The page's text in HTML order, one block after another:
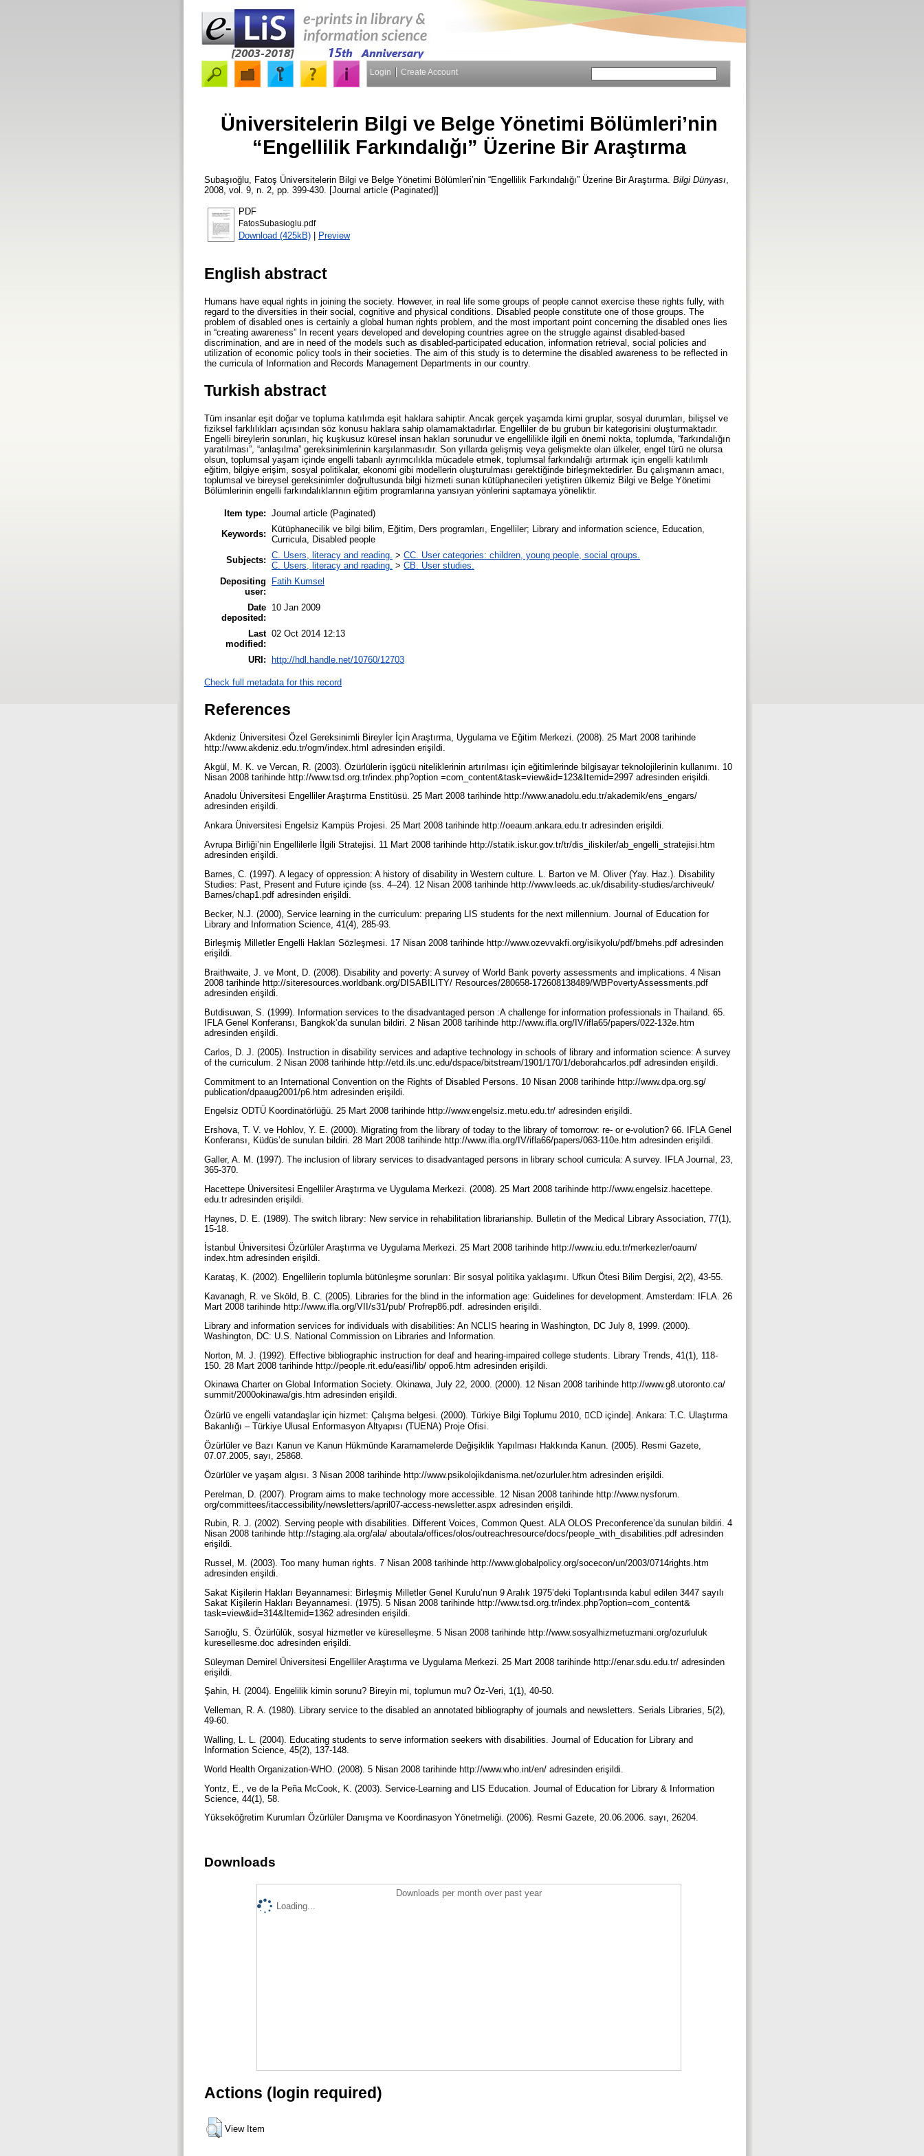
Login Create Account
Üniversitelerin Bilgi ve Belge Yönetimi Bölümleri’nin
“Engellilik Farkındalığı” Üzerine Bir Araştırma
Subaşıoğlu, Fatoş Üniversitelerin Bilgi ve Belge Yönetimi Bölümleri’nin “Engellilik Farkındalığı” Üzerine Bir Araştırma. Bilgi Dünyası
2008, vol. 9, n. 2, pp. 399-430. [Journal article (Paginated)]
PDF
FatosSubasioglu.pdf
Download (425kB) | Preview
English abstract
Humans have equal rights in joining the society. However, in real life some groups of people cannot exercise these rights fully, with
regard to the diversities in their social, cognitive and physical conditions. Disabled people constitute one of those groups. The
problem of disabled ones is certainly a global human rights problem, and the most important point concerning the disabled ones lies
in “creating awareness” In recent years developed and developing countries agree on the struggle against disabled-based
discrimination, and are in need of the models such as disabled-participated education, information retrieval, social policies and
utilization of economic policy tools in their societies. The aim of this study is to determine the disabled awareness to be reflected in
the curricula of Information and Records Management Departments in our country.
Turkish abstract
Tüm insanlar eşit doğar ve topluma katılımda eşit haklara sahiptir. Ancak gerçek yaşamda kimi gruplar, sosyal durumları, bilişsel ve
fiziksel farklılıkları açısından söz konusu haklara sahip olamamaktadırlar. Engelliler de bu grubun bir kategorisini oluşturmaktadır.
Engelli bireylerin sorunları, hiç kuşkusuz küresel insan hakları sorunudur ve engellilikle ilgili en önemi nokta, toplumda, “farkındalığın
yaratılması”, “anlaşılma” gereksinimlerinin karşılanmasıdır. Son yıllarda gelişmiş veya gelişmekte olan ülkeler, engel türü ne olursa
olsun, toplumsal yaşam içinde engelli tabanlı ayrımcılıkla mücadele etmek, toplumsal farkındalığı artırmak için engelli katılımlı
eğitim, bilgiye erişim, sosyal politikalar, ekonomi gibi modellerin oluşturulması gerektiğinde birleşmektedirler. Bu çalışmanın amacı,
toplumsal ve bireysel gereksinimler doğrultusunda bilgi hizmeti sunan kütüphanecileri yetiştiren ülkemiz Bilgi ve Belge Yönetimi
Bölümlerinin engelli farkındalıklarının eğitim programlarına yansıyan yönlerini saptamaya yöneliktir.
Item type: Journal article (Paginated)
Keywords:
Kütüphanecilik ve bilgi bilim, Eğitim, Ders programları, Engelliler; Library and information science, Education,
Curricula, Disabled people
Subjects: C. Users, literacy and reading. > CC. User categories: children, young people, social groups.
C. Users, literacy and reading. > CB. User studies.
Depositing
user:
Fatih Kumsel
Date
deposited:
10 Jan 2009
Last
modified:
02 Oct 2014 12:13
URI: http://hdl.handle.net/10760/12703
Check full metadata for this record
References
Akdeniz Üniversitesi Özel Gereksinimli Bireyler İçin Araştırma, Uygulama ve Eğitim Merkezi. (2008). 25 Mart 2008 tarihinde
http://www.akdeniz.edu.tr/ogm/index.html adresinden erişildi.
Akgül, M. K. ve Vercan, R. (2003). Özürlülerin işgücü niteliklerinin artırılması için eğitimlerinde bilgisayar teknolojilerinin kullanımı. 10
Nisan 2008 tarihinde http://www.tsd.org.tr/index.php?option =com_content&task=view&id=123&Itemid=2997 adresinden erişildi.
Anadolu Üniversitesi Engelliler Araştırma Enstitüsü. 25 Mart 2008 tarihinde http://www.anadolu.edu.tr/akademik/ens_engars/
adresinden erişildi.
Ankara Üniversitesi Engelsiz Kampüs Projesi. 25 Mart 2008 tarihinde http://oeaum.ankara.edu.tr adresinden erişildi.
Avrupa Birliği’nin Engellilerle İlgili Stratejisi. 11 Mart 2008 tarihinde http://statik.iskur.gov.tr/tr/dis_iliskiler/ab_engelli_stratejisi.htm
adresinden erişildi.
Barnes, C. (1997). A legacy of oppression: A history of disability in Western culture. L. Barton ve M. Oliver (Yay. Haz.). Disability
Studies: Past, Present and Future içinde (ss. 4–24). 12 Nisan 2008 tarihinde http://www.leeds.ac.uk/disability-studies/archiveuk/
Barnes/chap1.pdf adresinden erişildi.
Becker, N.J. (2000), Service learning in the curriculum: preparing LIS students for the next millennium. Journal of Education for
Library and Information Science, 41(4), 285-93.
Birleşmiş Milletler Engelli Hakları Sözleşmesi. 17 Nisan 2008 tarihinde http://www.ozevvakfi.org/isikyolu/pdf/bmehs.pdf adresinden
erişildi.
Braithwaite, J. ve Mont, D. (2008). Disability and poverty: A survey of World Bank poverty assessments and implications. 4 Nisan
2008 tarihinde http://siteresources.worldbank.org/DISABILITY/ Resources/280658-172608138489/WBPovertyAssessments.pdf
adresinden erişildi.
Butdisuwan, S. (1999). Information services to the disadvantaged person :A challenge for information professionals in Thailand. 65.
IFLA Genel Konferansı, Bangkok’da sunulan bildiri. 2 Nisan 2008 tarihinde http://www.ifla.org/IV/ifla65/papers/022-132e.htm
adresinden erişildi.
Carlos, D. J. (2005). Instruction in disability services and adaptive technology in schools of library and information science: A survey
of the curriculum. 2 Nisan 2008 tarihinde http://etd.ils.unc.edu/dspace/bitstream/1901/170/1/deborahcarlos.pdf adresinden erişildi.
Commitment to an International Convention on the Rights of Disabled Persons. 10 Nisan 2008 tarihinde http://www.dpa.org.sg/
publication/dpaaug2001/p6.htm adresinden erişildi.
Engelsiz ODTÜ Koordinatörlüğü. 25 Mart 2008 tarihinde http://www.engelsiz.metu.edu.tr/ adresinden erişildi.
Ershova, T. V. ve Hohlov, Y. E. (2000). Migrating from the library of today to the library of tomorrow: re- or e-volution? 66. IFLA Genel
Konferansı, Küdüs’de sunulan bildiri. 28 Mart 2008 tarihinde http://www.ifla.org/IV/ifla66/papers/063-110e.htm adresinden erişildi.
Galler, A. M. (1997). The inclusion of library services to disadvantaged persons in library school curricula: A survey. IFLA Journal, 23,
365-370.
Hacettepe Üniversitesi Engelliler Araştırma ve Uygulama Merkezi. (2008). 25 Mart 2008 tarihinde http://www.engelsiz.hacettepe.
edu.tr adresinden erişildi.
Haynes, D. E. (1989). The switch library: New service in rehabilitation librarianship. Bulletin of the Medical Library Association, 77(1),
15-18.
İstanbul Üniversitesi Özürlüler Araştırma ve Uygulama Merkezi. 25 Mart 2008 tarihinde http://www.iu.edu.tr/merkezler/oaum/
index.htm adresinden erişildi.
Karataş, K. (2002). Engellilerin toplumla bütünleşme sorunları: Bir sosyal politika yaklaşımı. Ufkun Ötesi Bilim Dergisi, 2(2), 43-55.
Kavanagh, R. ve Sköld, B. C. (2005). Libraries for the blind in the information age: Guidelines for development. Amsterdam: IFLA. 26
Mart 2008 tarihinde http://www.ifla.org/VII/s31/pub/ Profrep86.pdf. adresinden erişildi.
Library and information services for individuals with disabilities: An NCLIS hearing in Washington, DC July 8, 1999. (2000).
Washington, DC: U.S. National Commission on Libraries and Information.
Norton, M. J. (1992). Effective bibliographic instruction for deaf and hearing-impaired college students. Library Trends, 41(1), 118-
150. 28 Mart 2008 tarihinde http://people.rit.edu/easi/lib/ oppo6.htm adresinden erişildi.
Okinawa Charter on Global Information Society. Okinawa, July 22, 2000. (2000). 12 Nisan 2008 tarihinde http://www.g8.utoronto.ca/
summit/2000okinawa/gis.htm adresinden erişildi.
Özürlü ve engelli vatandaşlar için hizmet: Çalışma belgesi. (2000). Türkiye Bilgi Toplumu 2010, CD içinde]. Ankara: T.C. Ulaştırma
Bakanlığı – Türkiye Ulusal Enformasyon Altyapısı (TUENA) Proje Ofisi.
Özürlüler ve Bazı Kanun ve Kanun Hükmünde Kararnamelerde Değişiklik Yapılması Hakkında Kanun. (2005). Resmi Gazete,
07.07.2005, sayı, 25868.
Özürlüler ve yaşam algısı. 3 Nisan 2008 tarihinde http://www.psikolojikdanisma.net/ozurluler.htm adresinden erişildi.
Perelman, D. (2007). Program aims to make technology more accessible. 12 Nisan 2008 tarihinde http://www.nysforum.
org/committees/itaccessibility/newsletters/april07-access-newsletter.aspx adresinden erişildi.
Rubin, R. J. (2002). Serving people with disabilities. Different Voices, Common Quest. ALA OLOS Preconference’da sunulan bildiri. 4
Nisan 2008 tarihinde http://staging.ala.org/ala/ aboutala/offices/olos/outreachresource/docs/people_with_disabilities.pdf adresinden
erişildi.
Russel, M. (2003). Too many human rights. 7 Nisan 2008 tarihinde http://www.globalpolicy.org/socecon/un/2003/0714rights.htm
adresinden erişildi.
Sakat Kişilerin Hakları Beyannamesi: Birleşmiş Milletler Genel Kurulu’nun 9 Aralık 1975’deki Toplantısında kabul edilen 3447 sayılı
Sakat Kişilerin Hakları Beyannamesi. (1975). 5 Nisan 2008 tarihinde http://www.tsd.org.tr/index.php?option=com_content&
task=view&id=314&Itemid=1362 adresinden erişildi.
Sarıoğlu, S. Özürlülük, sosyal hizmetler ve küreselleşme. 5 Nisan 2008 tarihinde http://www.sosyalhizmetuzmani.org/ozurluluk
kuresellesme.doc adresinden erişildi.
Süleyman Demirel Üniversitesi Engelliler Araştırma ve Uygulama Merkezi. 25 Mart 2008 tarihinde http://enar.sdu.edu.tr/ adresinden
erişildi.
Şahin, H. (2004). Engelilik kimin sorunu? Bireyin mi, toplumun mu? Öz-Veri, 1(1), 40-50.
Velleman, R. A. (1980). Library service to the disabled an annotated bibliography of journals and newsletters. Serials Libraries, 5(2),
49-60.
Walling, L. L. (2004). Educating students to serve information seekers with disabilities. Journal of Education for Library and
Information Science, 45(2), 137-148.
World Health Organization-WHO. (2008). 5 Nisan 2008 tarihinde http://www.who.int/en/ adresinden erişildi.
Yontz, E., ve de la Peña McCook, K. (2003). Service-Learning and LIS Education. Journal of Education for Library & Information
Science, 44(1), 58.
Yükseköğretim Kurumları Özürlüler Danışma ve Koordinasyon Yönetmeliği. (2006). Resmi Gazete, 20.06.2006. sayı, 26204.
Downloads
Downloads per month over past year
Loading...
Actions (login required)
View Item